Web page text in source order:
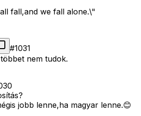
fall,and we fall alone.\"
#1031
nem tudok.
jobb lenne,ha magyar lenne.😊